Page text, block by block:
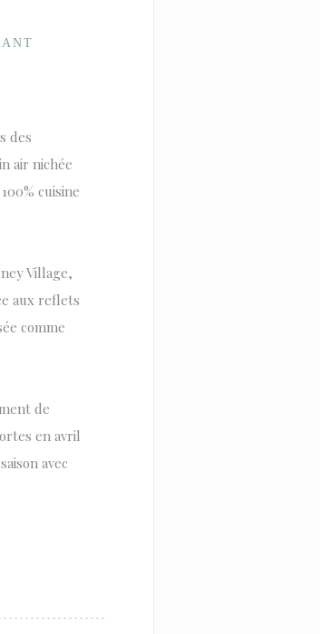
des
air nichée
cuisine
Village,
aux reflets
comme
de
en avril
avec